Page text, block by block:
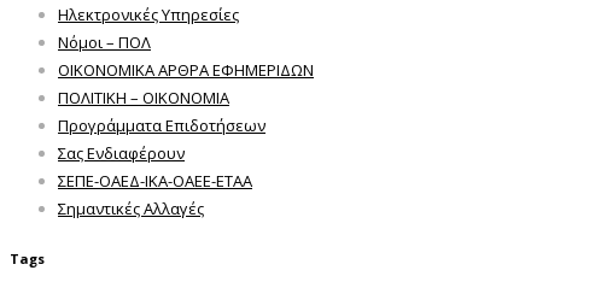
Ηλεκτρονικές Υπηρεσίες
Νόμοι – ΠΟΛ
ΟΙΚΟΝΟΜΙΚΑ ΑΡΘΡΑ ΕΦΗΜΕΡΙΔΩΝ
ΠΟΛΙΤΙΚΗ – ΟΙΚΟΝΟΜΙΑ
Προγράμματα Επιδοτήσεων
Σας Ενδιαφέρουν
ΣΕΠΕ-ΟΑΕΔ-ΙΚΑ-ΟΑΕΕ-ΕΤΑΑ
Σημαντικές Αλλαγές
Tags